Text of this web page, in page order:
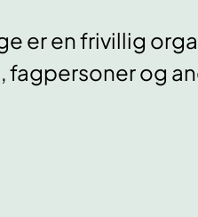
er en frivillig
fagpersoner og